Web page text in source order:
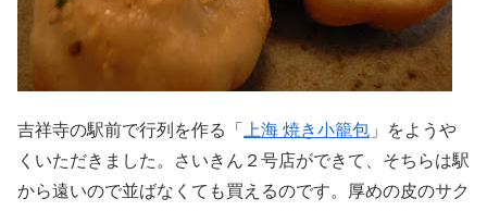
吉祥寺の駅前で行列を作る「 上海 焼き小籠包 」をようや
くいただきました。さいきん２号店ができて、そちらは駅
から遠いので並ばなくても買えるのです。厚めの皮のサク